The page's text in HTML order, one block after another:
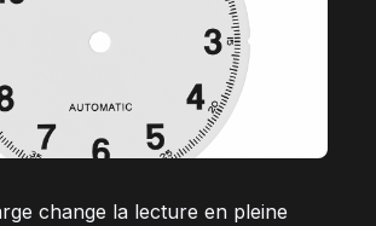
change la lecture en pleine